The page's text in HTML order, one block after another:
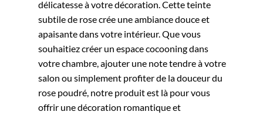
délicatesse à votre décoration. Cette teinte
subtile de rose crée une ambiance douce et
apaisante dans votre intérieur. Que vous
souhaitiez créer un espace cocooning dans
votre chambre, ajouter une note tendre à votre
salon ou simplement profiter de la douceur du
rose poudré, notre produit est là pour vous
offrir une décoration romantique et